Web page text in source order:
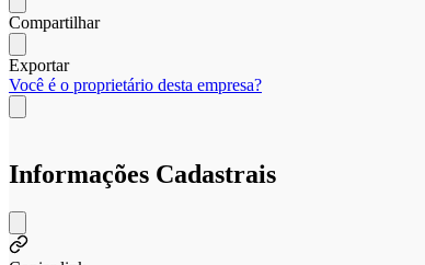
Compartilhar
Exportar
Você é o proprietário desta empresa?
Informações Cadastrais